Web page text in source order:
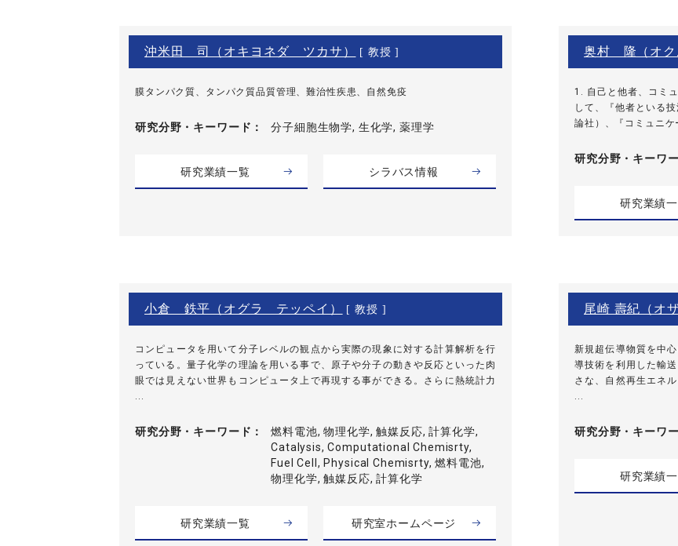
沖米田 司（オキヨネダ ツカサ） [ 教授 ]
膜タンパク質、タンパク質品質管理、難治性疾患、自然免疫
研究分野・ キーワード 分子細胞生物学, 生化学, 薬理学
研究業績一覧 シラバス情報
奥村 隆（オク
1. 自己と他者、コミ
して、『他者といる
論社）、『コミュニ
研究分野・ キーワ
研究業績
小倉 鉄平（オグラ テッペイ） [ 教授 ]
コンピュータを用いて分子レベルの観点から実際の現象に対する計算解析を行
っている。量子化学の理論を用いる事で、原子や分子の動きや反応といった肉
眼では見えない世界もコンピュータ上で再現する事ができる。さらに熱統計力
研究分野・ キーワード
燃料電池, 物理化学, 触媒反応, 計算化学,
Catalysis, Computational Chemisrty,
Fuel Cell, Physical Chemisrty, 燃料電池,
物理化学, 触媒反応, 計算化学
研究業績一覧 研究室ホームページ
尾崎 壽紀（オ
新規超伝導物質を中
導技術を利用した輸
さな、自然再生エネ
研究分野・ キーワ
研究業績